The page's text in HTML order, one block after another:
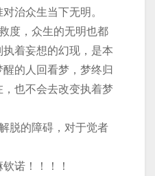
治众生当下无明。
度，众生的无明也都
着妄想的幻现，是本
的人回看梦，梦终归
也不会去改变执着梦
脱的障碍，对于觉者
诺！！！！